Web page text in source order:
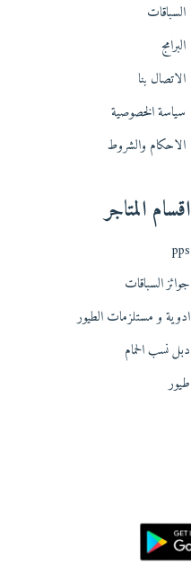
السباقات
البرامج
الاتصال بنا
سياسة الخصوصية
الاحكام والشروط
اقسام المتاجر
pps
جوائز السباقات
ادوية و مستلزمات الطيور
دبل نسب الحمام
طيور